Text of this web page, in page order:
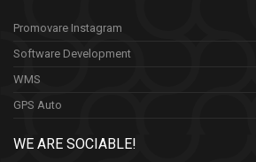
Promovare Instagram
Software Development
WMS
GPS Auto
WE ARE SOCIABLE!